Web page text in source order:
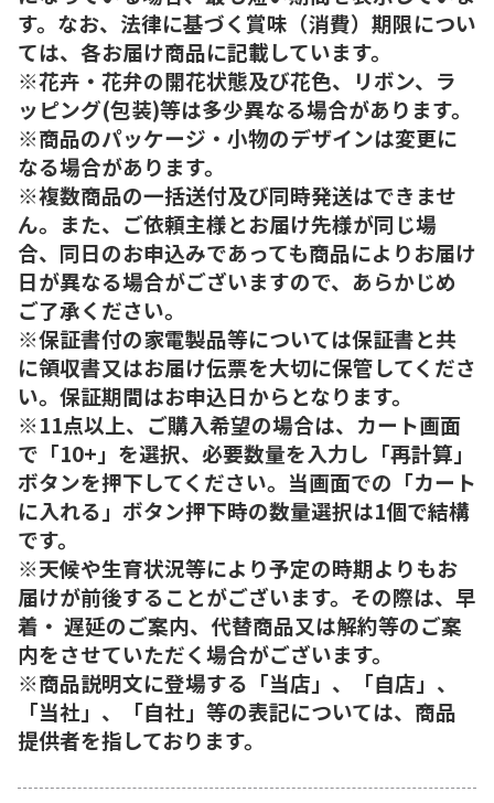
す。なお、法律に基づく賞味（消費）期限につい
ては、各お届け商品に記載しています。
※花卉・花弁の開花状態及び花色、リボン、ラ
ッピング(包装)等は多少異なる場合があります。
※商品のパッケージ・小物のデザインは変更に
なる場合があります。
※複数商品の一括送付及び同時発送はできませ
ん。また、ご依頼主様とお届け先様が同じ場
合、同日のお申込みであっても商品によりお届け
日が異なる場合がございますので、あらかじめ
ご了承ください。
※保証書付の家電製品等については保証書と共
に領収書又はお届け伝票を大切に保管してくださ
い。保証期間はお申込日からとなります。
※11点以上、ご購入希望の場合は、カート画面
で「10+」を選択、必要数量を入力し「再計算」
ボタンを押下してください。当画面での「カート
に入れる」ボタン押下時の数量選択は1個で結構
です。
※天候や生育状況等により予定の時期よりもお
届けが前後することがございます。その際は、早
着・ 遅延のご案内、代替商品又は解約等のご案
内をさせていただく場合がございます。
※商品説明文に登場する「当店」、「自店」、
「当社」、「自社」等の表記については、商品
提供者を指しております。